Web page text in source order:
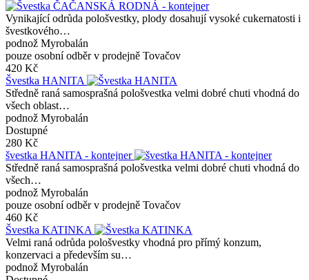
Vynikající odrůda pološvestky, plody dosahují vysoké cukernatosti i
švestkového…
podnož Myrobalán
pouze osobní odběr v prodejně Tovačov
420 Kč
Švestka HANITA
Středně raná samosprašná pološvestka velmi dobré chuti vhodná do
všech oblast…
podnož Myrobalán
Dostupné
280 Kč
švestka HANITA - kontejner
Středně raná samosprašná pološvestka velmi dobré chuti vhodná do
všech…
podnož Myrobalán
pouze osobní odběr v prodejně Tovačov
460 Kč
Švestka KATINKA
Velmi raná odrůda pološvestky vhodná pro přímý konzum,
konzervaci a především su…
podnož Myrobalán